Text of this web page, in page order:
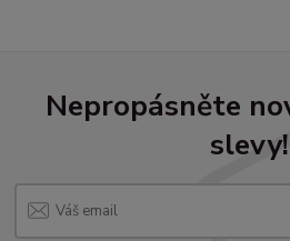
Nepropásněte
slevy!